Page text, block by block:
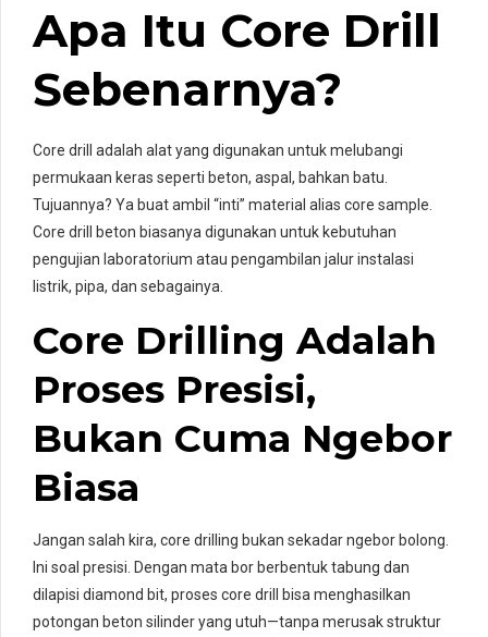
Apa Itu Core Drill
Sebenarnya?
Core drill adalah alat yang digunakan untuk melubangi
permukaan keras seperti beton, aspal, bahkan batu.
Tujuannya? Ya buat ambil “inti” material alias core sample.
Core drill beton biasanya digunakan untuk kebutuhan
pengujian laboratorium atau pengambilan jalur instalasi
listrik, pipa, dan sebagainya.
Core Drilling Adalah
Proses Presisi,
Bukan Cuma Ngebor
Biasa
Jangan salah kira, core drilling bukan sekadar ngebor bolong.
Ini soal presisi. Dengan mata bor berbentuk tabung dan
dilapisi diamond bit, proses core drill bisa menghasilkan
potongan beton silinder yang utuh—tanpa merusak struktur